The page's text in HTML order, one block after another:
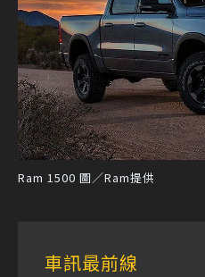
Ram 1500 圖／Ram提供
車訊最前線